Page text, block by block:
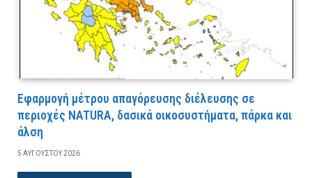
Εφαρμογή μέτρου απαγόρευσης διέλευσης σε
περιοχές NATURA, δασικά οικοσυστήματα, πάρκα και
άλση
5 ΑΥΓΟΎΣΤΟΥ 2026